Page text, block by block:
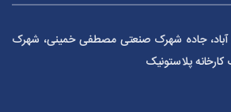
آباد، جاده شهرک صنعتی مصطفی خمینی، شهرک
پلاستونیک